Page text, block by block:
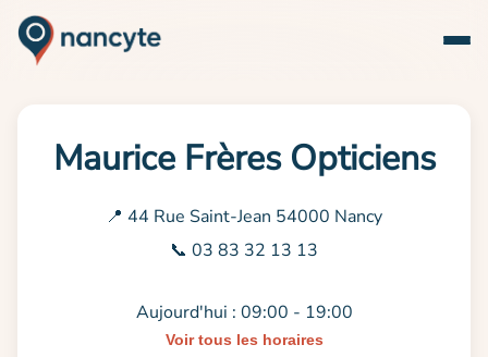
Maurice Frères Opticiens
📍 44 Rue Saint-Jean 54000 Nancy
📞 03 83 32 13 13
Aujourd'hui : 09:00 - 19:00
Voir tous les horaires